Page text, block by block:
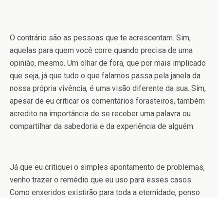
O contrário são as pessoas que te acrescentam. Sim,
aquelas para quem você corre quando precisa de uma
opinião, mesmo. Um olhar de fora, que por mais implicado
que seja, já que tudo o que falamos passa pela janela da
nossa própria vivência, é uma visão diferente da sua. Sim,
apesar de eu criticar os comentários forasteiros, também
acredito na importância de se receber uma palavra ou
compartilhar da sabedoria e da experiência de alguém.
Já que eu critiquei o simples apontamento de problemas,
venho trazer o remédio que eu uso para esses casos.
Como enxeridos existirão para toda a eternidade, penso